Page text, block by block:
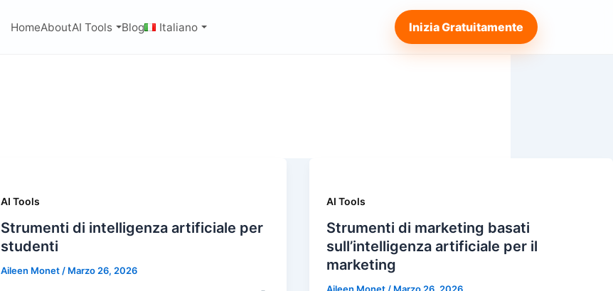
HomeAboutAI Tools Blog Italiano Inizia Gratuitamente
AI Tools
Strumenti di intelligenza artificiale per
studenti
Aileen Monet / Marzo 26, 2026
AI Tools
Strumenti di marketing basati
sull’intelligenza artificiale per il
marketing
Aileen Monet / Marzo 26, 2026